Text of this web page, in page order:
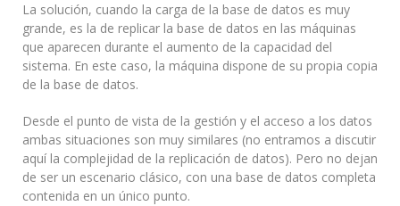
La solución, cuando la carga de la base de datos es muy
grande, es la de replicar la base de datos en las máquinas
que aparecen durante el aumento de la capacidad del
sistema. En este caso, la máquina dispone de su propia copia
de la base de datos.
Desde el punto de vista de la gestión y el acceso a los datos
ambas situaciones son muy similares (no entramos a discutir
aquí la complejidad de la replicación de datos). Pero no dejan
de ser un escenario clásico, con una base de datos completa
contenida en un único punto.